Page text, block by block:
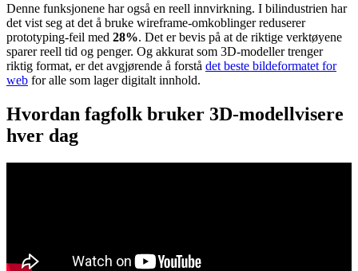
Denne funksjonene har også en reell innvirkning. I bilindustrien har
det vist seg at det å bruke wireframe-omkoblinger reduserer
prototyping-feil med 28%. Det er bevis på at de riktige verktøyene
sparer reell tid og penger. Og akkurat som 3D-modeller trenger
riktig format, er det avgjørende å forstå det beste bildeformatet for
web for alle som lager digitalt innhold.
Hvordan fagfolk bruker 3D-modellvisere
hver dag